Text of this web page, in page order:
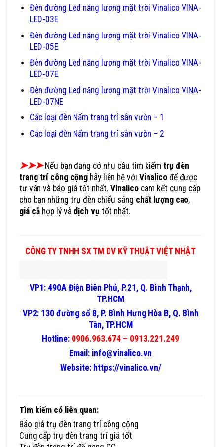
Đèn đường Led năng lượng mặt trời Vinalico VINA-
LED-03E
Đèn đường Led năng lượng mặt trời Vinalico VINA-
LED-05E
Đèn đường Led năng lượng mặt trời Vinalico VINA-
LED-07E
Đèn đường Led năng lượng mặt trời Vinalico VINA-
LED-07NE
Các loại đèn Nấm trang trí sân vườn – 1
Các loại đèn Nấm trang trí sân vườn – 2
➤➤➤Nếu bạn đang có nhu cầu tìm kiếm trụ đèn
trang trí công cộng hãy liên hệ với Vinalico để được
tư vấn và báo giá tốt nhất. Vinalico cam kết cung cấp
cho bạn những trụ đèn chiếu sáng chất lượng cao,
giá cả hợp lý và dịch vụ tốt nhất.
CÔNG TY TNHH SX TM DV KỸ THUẬT VIỆT NHẬT
VP1: 490A Điện Biên Phủ, P.21, Q. Bình Thạnh,
TP.HCM
VP2: 130 đường số 8, P. Bình Hưng Hòa B, Q. Bình
Tân, TP.HCM
Hotline: 0906.963.674 – 0913.221.249
Email: info@vinalico.vn
Website: https://vinalico.vn/
Tìm kiếm có liên quan:
Báo giá trụ đèn trang trí công cộng
Cung cấp trụ đèn trang trí giá tốt